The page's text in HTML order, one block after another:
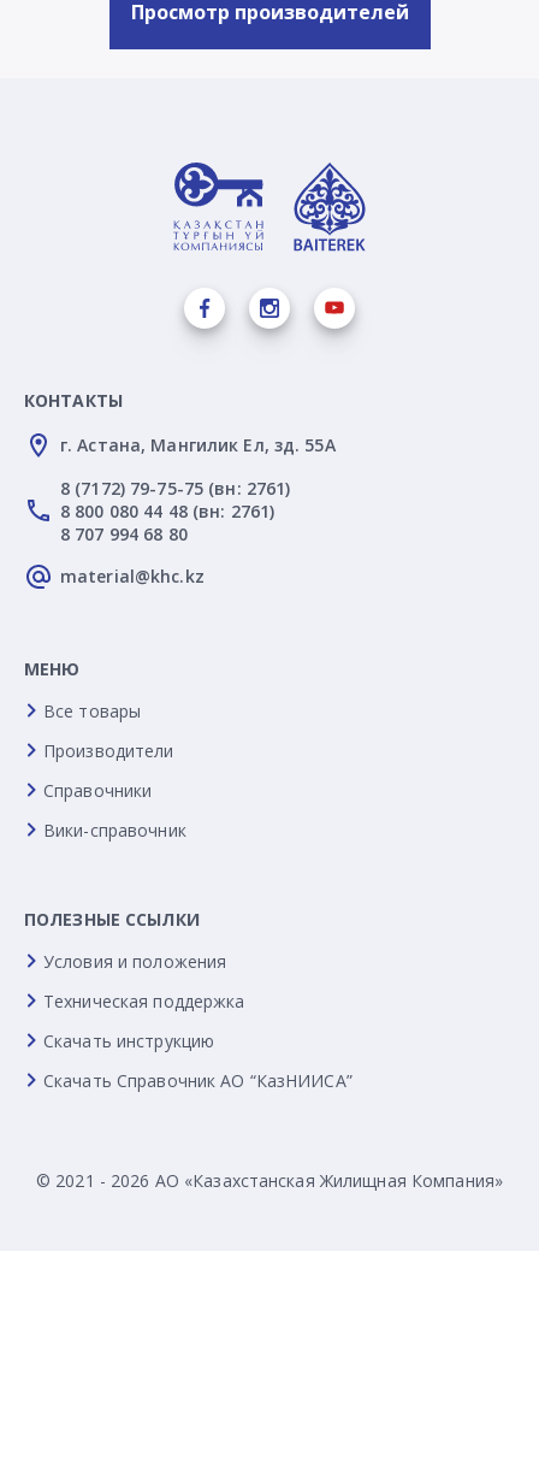
Просмотр производителей
КОНТАКТЫ
г. Астана, Мангилик Ел, зд. 55А
8 (7172) 79-75-75 (вн: 2761)
8 800 080 44 48 (вн: 2761)
8 707 994 68 80
material@khc.kz
МЕНЮ
Все товары
Производители
Справочники
Вики-справочник
ПОЛЕЗНЫЕ ССЫЛКИ
Условия и положения
Техническая поддержка
Скачать инструкцию
Скачать Справочник АО “КазНИИСА”
© 2021 - 2026 АО «Казахстанская Жилищная Компания»